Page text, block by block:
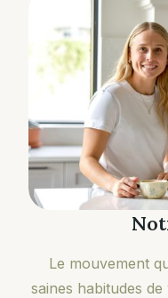
Le mouvement
saines habitudes